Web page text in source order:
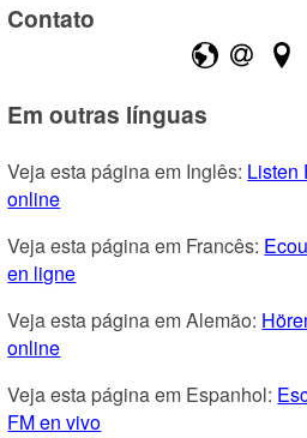
Contato
Em outras línguas
Veja esta página em Inglês: Listen
online
Veja esta página em Francês:
en ligne
Veja esta página em Alemão:
online
Veja esta página em Espanhol:
FM en vivo